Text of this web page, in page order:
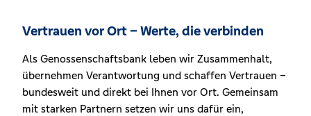
Vertrauen vor Ort – Werte, die verbinden
Als Genossenschaftsbank leben wir Zusammenhalt,
übernehmen Verantwortung und schaffen Vertrauen –
bundesweit und direkt bei Ihnen vor Ort. Gemeinsam
mit starken Partnern setzen wir uns dafür ein,